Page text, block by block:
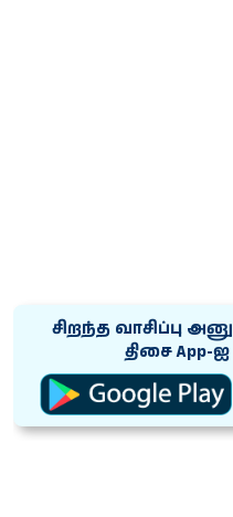
சிறந்த வாசிப்பு
திசை App-